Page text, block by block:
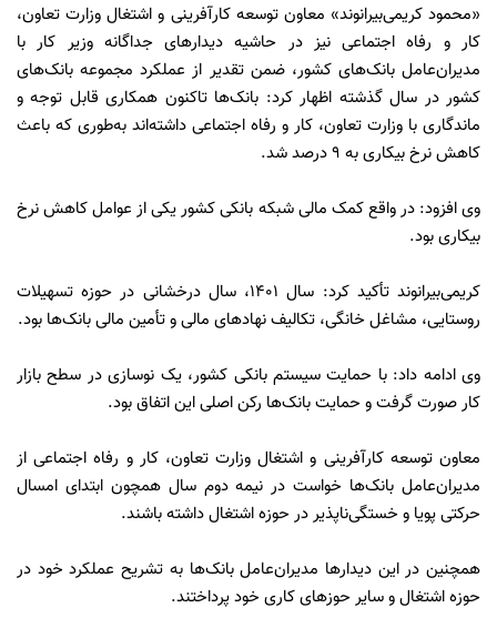
«محمود کریمی‌بیرانوند» معاون توسعه کارآفرینی و اشتغال وزارت تعاون،
کار و رفاه اجتماعی نیز در حاشیه دیدارهای جداگانه وزیر کار با
مدیران‌عامل بانک‌های کشور، ضمن تقدیر از عملکرد مجموعه بانک‌های
کشور در سال گذشته اظهار کرد: بانک‌ها تاکنون همکاری قابل توجه و
ماندگاری با وزارت تعاون، کار و رفاه اجتماعی داشته‌اند به‌طوری که باعث
کاهش نرخ بیکاری به ۹ درصد شد.
وی افزود: در واقع کمک مالی شبکه بانکی کشور یکی از عوامل کاهش نرخ
بیکاری بود.
کریمی‌بیرانوند تأکید کرد: سال ۱۴۰۱، سال درخشانی در حوزه تسهیلات
روستایی، مشاغل خانگی، تکالیف نهادهای مالی و تأمین مالی بانک‌ها بود.
وی ادامه داد: با حمایت سیستم بانکی کشور، یک نوسازی در سطح بازار
کار صورت گرفت و حمایت بانک‌ها رکن اصلی این اتفاق بود.
معاون توسعه کارآفرینی و اشتغال وزارت تعاون، کار و رفاه اجتماعی از
مدیران‌عامل بانک‌ها خواست در نیمه دوم سال همچون ابتدای امسال
حرکتی پویا و خستگی‌ناپذیر در حوزه اشتغال داشته باشند.
همچنین در این دیدارها مدیران‌عامل بانک‌ها به تشریح عملکرد خود در
حوزه اشتغال و سایر حوزهای کاری خود پرداختند.